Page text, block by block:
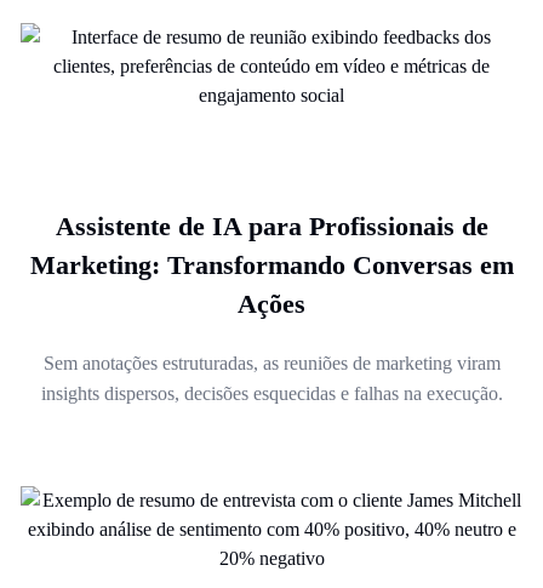
Assistente de IA para Profissionais de
Marketing: Transformando Conversas em
Ações
Sem anotações estruturadas, as reuniões de marketing viram
insights dispersos, decisões esquecidas e falhas na execução.